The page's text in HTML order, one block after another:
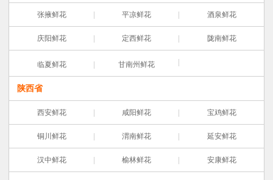
张掖鲜花 平凉鲜花 酒泉鲜花
庆阳鲜花 定西鲜花 陇南鲜花
临夏鲜花 甘南州鲜花
陕西省
西安鲜花 咸阳鲜花 宝鸡鲜花
铜川鲜花 渭南鲜花 延安鲜花
汉中鲜花 榆林鲜花 安康鲜花